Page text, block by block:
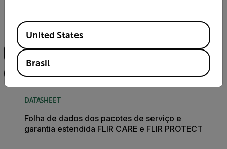
Busca
DATASHEET
Folha de dados dos pacotes de serviço e
garantia estendida FLIR CARE e FLIR PROTECT
Available Locations
United States
Brasil